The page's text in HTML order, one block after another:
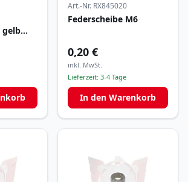
gelb
Art.-Nr. RX845020
Federscheibe M6
0,20 €
inkl. MwSt.
Lieferzeit: 3-4 Tage
In den Warenkorb